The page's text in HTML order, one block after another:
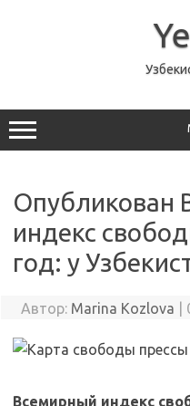
Опубликован
индекс
год: у
Автор: Marina Kozlova
Всемирный индекс